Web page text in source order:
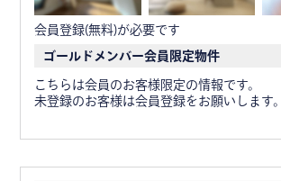
会員登録(無料)が必要です
ゴールドメンバー会員限定物件
こちらは会員のお客様限定の情報です。
未登録のお客様は会員登録をお願いします。